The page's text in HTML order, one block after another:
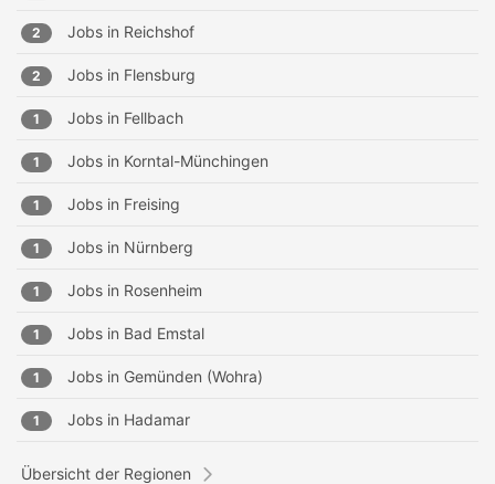
2 Jobs in Reichshof
2 Jobs in Flensburg
1 Jobs in Fellbach
1 Jobs in Korntal-Münchingen
1 Jobs in Freising
1 Jobs in Nürnberg
1 Jobs in Rosenheim
1 Jobs in Bad Emstal
1 Jobs in Gemünden (Wohra)
1 Jobs in Hadamar
Übersicht der Regionen